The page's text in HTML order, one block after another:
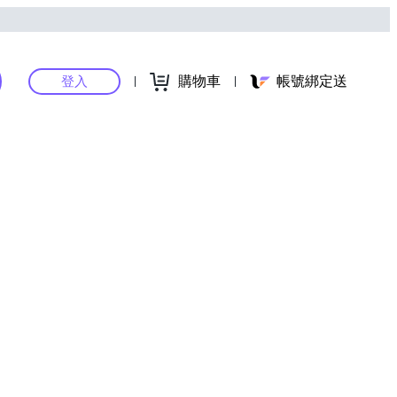
登入 購物車 帳號綁定送